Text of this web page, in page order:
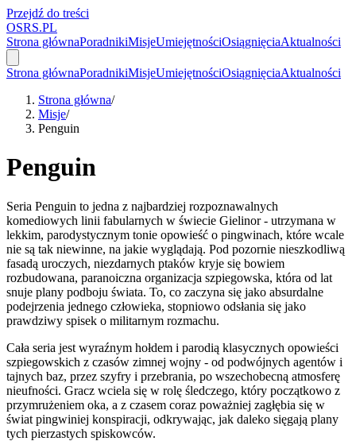
Przejdź do treści
OSRS.PL
Strona głównaPoradnikiMisjeUmiejętnościOsiągnięciaAktualności
Strona głównaPoradnikiMisjeUmiejętnościOsiągnięciaAktualności
Strona główna/
Misje/
Penguin
Penguin
Seria Penguin to jedna z najbardziej rozpoznawalnych
komediowych linii fabularnych w świecie Gielinor - utrzymana w
lekkim, parodystycznym tonie opowieść o pingwinach, które wcale
nie są tak niewinne, na jakie wyglądają. Pod pozornie nieszkodliwą
fasadą uroczych, niezdarnych ptaków kryje się bowiem
rozbudowana, paranoiczna organizacja szpiegowska, która od lat
snuje plany podboju świata. To, co zaczyna się jako absurdalne
podejrzenia jednego człowieka, stopniowo odsłania się jako
prawdziwy spisek o militarnym rozmachu.
Cała seria jest wyraźnym hołdem i parodią klasycznych opowieści
szpiegowskich z czasów zimnej wojny - od podwójnych agentów i
tajnych baz, przez szyfry i przebrania, po wszechobecną atmosferę
nieufności. Gracz wciela się w rolę śledczego, który początkowo z
przymrużeniem oka, a z czasem coraz poważniej zagłębia się w
świat pingwiniej konspiracji, odkrywając, jak daleko sięgają plany
tych pierzastych spiskowców.